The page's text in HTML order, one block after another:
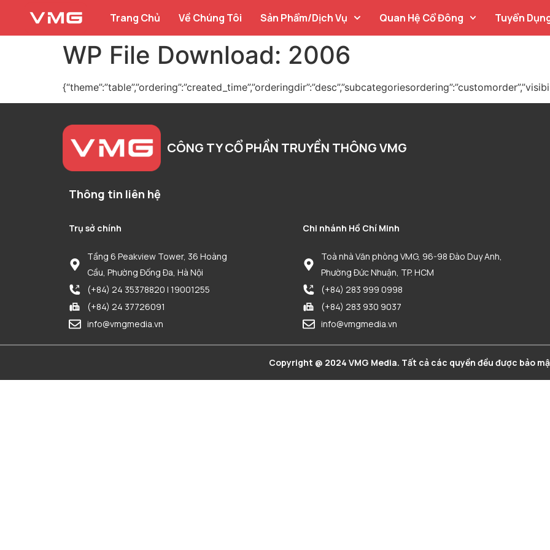
Trang Chủ Về Chúng Tôi Sản Phẩm/Dịch Vụ Quan Hệ Cổ Đông Tuyển
WP File Download: 2006
CÔNG TY CỔ PHẦN TRUYỀN THÔNG VMG
Thông tin liên hệ
Trụ sở chính
Tầng 6 Peakview Tower, 36 Hoàng
Cầu, Phường Đống Đa, Hà Nội
(+84) 24 35378820 | 19001255
(+84) 24 37726091
info@vmgmedia.vn
Chi nhánh Hồ Chí Minh
Toà nhà Văn phòng VMG, 96-98 Đào Duy Anh,
Phường Đức Nhuận, TP. HCM
(+84) 283 999 0998
(+84) 283 930 9037
info@vmgmedia.vn
Copyright @ 2024 VMG Media. Tất cả các quyền đều được bảo